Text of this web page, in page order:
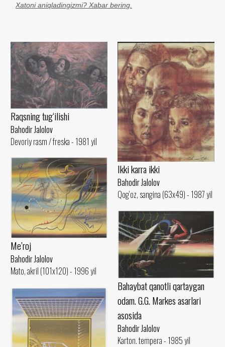
Xatoni aniqladingizmi? Xabar bering.
Raqsning tug‘ilishi
Bahodir Jalolov
Devoriy rasm / freska - 1981 yil
Ikki karra ikki
Bahodir Jalolov
Qog‘oz, sangina (63x49) - 1987 yil
Me’roj
Bahodir Jalolov
Mato, akril (101x120) - 1996 yil
Bahaybat qanotli qartaygan
odam. G.G. Markes asarlari
asosida
Bahodir Jalolov
Karton. tempera - 1985 yil